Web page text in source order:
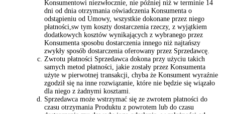
Konsumentowi niezwłocznie, nie później niż w terminie 14
dni od dnia otrzymania oświadczenia Konsumenta o
odstąpieniu od Umowy, wszystkie dokonane przez niego
płatności,sw tym koszty dostarczenia rzeczy, z wyjątkiem
dodatkowych kosztów wynikających z wybranego przez
Konsumenta sposobu dostarczenia innego niż najtańszy
zwykły sposób dostarczenia oferowany przez Sprzedawcę.
Zwrotu płatności Sprzedawca dokona przy użyciu takich
samych metod płatności, jakie zostały przez Konsumenta
użyte w pierwotnej transakcji, chyba że Konsument wyraźnie
zgodził się na inne rozwiązanie, które nie będzie się wiązało
dla niego z żadnymi kosztami.
Sprzedawca może wstrzymać się ze zwrotem płatności do
czasu otrzymania Produktu z powrotem lub do czasu